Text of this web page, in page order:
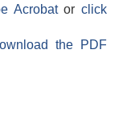
Acrobatorclick
the PDF